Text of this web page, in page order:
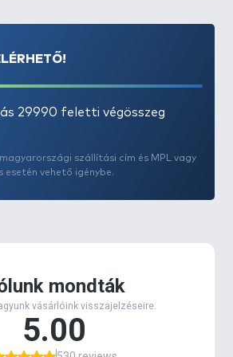
illatának köszönhetően,
azonnal
íze egész évben nagy
és amurokra, egy igazi
garantáltan nem fog tudni
folyékony aroma, amely az
nagyméretű flakonban kapható
Champion Corn, Spanyol
Tigrismogyoró, Fűszeres Vörös
Nagy Hal és a Juhar & Banán
29990 feletti végösszeg
szállítási cím és MPL vagy
esetén vehető igénybe.